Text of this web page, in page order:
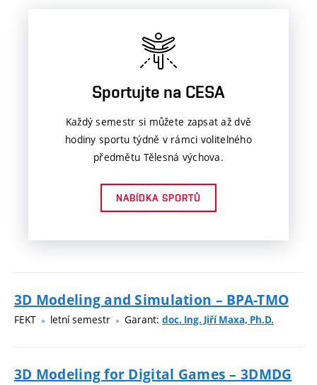
Sportujte na CESA
Každý semestr si můžete zapsat až dvě
hodiny sportu týdně v rámci volitelného
předmětu Tělesná výchova.
NABÍDKA SPORTŮ
3D Modeling and Simulation – BPA-TMO
FEKT letní semestr Garant: doc. Ing. Jiří Maxa, Ph.D.
3D Modeling for Digital Games – 3DMDG